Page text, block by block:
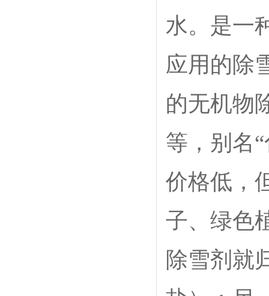
水。是一
应用的除
的无机物
等，别名
价格低，
子、绿色
除雪剂就